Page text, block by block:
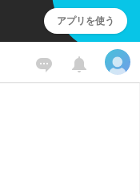
アプリを使う